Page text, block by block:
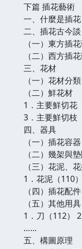
下篇 插花藝術
一、什麼是插花
二、插花古今談
（一）東方插
（二）西方插
三、花材
（一）花材分類
（二）鮮花材
1．主要鮮切花
3．主要鮮切枝
四、器具
（一）插花容器
（二）幾架與
（三）花泥、
1．花泥（110
（四）插花配件
（五）其他用具
1．刀（112）
……
五、構圖原理